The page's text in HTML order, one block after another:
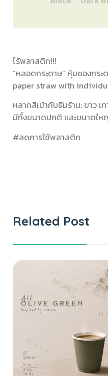
ไร้พลาสติก!!!
“หลอดกระดาษ” หุ้มซองกระ
paper straw with
หลากสีเข้ากับธีมร้าน: ขาว เ
มีทั้งขนาดปกติ และขนาดใ
#ลดการใช้พลาสติก
Related Post